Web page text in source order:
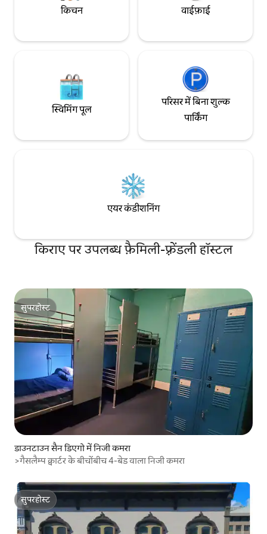
किचन वाईफ़ाई
स्विमिंग पूल
परिसर में बिना शुल्क
पार्किंग
एयर कंडीशनिंग
किराए पर उपलब्ध फ़ैमिली-फ़्रेंडली हॉस्टल
सुपरहोस्ट
सुपरहोस्ट
डाउनटाउन सैन डिएगो में निजी कमरा
>गैसलैम्प क्वार्टर के बीचोंबीच 4-बेड वाला निजी कमरा
सुपरहोस्ट
सुपरहोस्ट